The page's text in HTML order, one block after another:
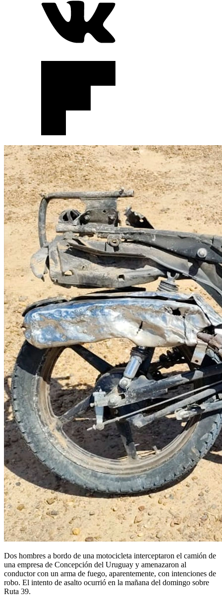
Dos hombres a bordo de una motocicleta interceptaron el camión de
una empresa de Concepción del Uruguay y amenazaron al
conductor con un arma de fuego, aparentemente, con intenciones de
robo. El intento de asalto ocurrió en la mañana del domingo sobre
Ruta 39.